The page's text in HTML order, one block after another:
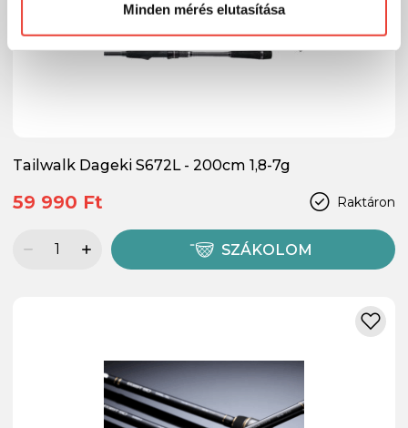
Minden mérés elutasítása
Tailwalk Dageki S672L - 200cm 1,8-7g
Raktáron
59 990 Ft
SZÁKOLOM